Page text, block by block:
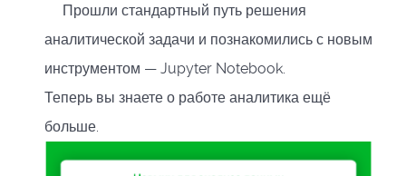
Прошли стандартный путь решения
аналитической задачи и познакомились с новым
инструментом — Jupyter Notebook.
Теперь вы знаете о работе аналитика ещё
больше.